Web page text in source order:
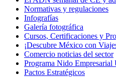
Normativas y regulaciones
Infografías
Galería fotográfica
Cursos, Certificaciones y
¡Descubre México con
Comercio noticias del sector
Programa Nido Empresarial
Pactos Estratégicos